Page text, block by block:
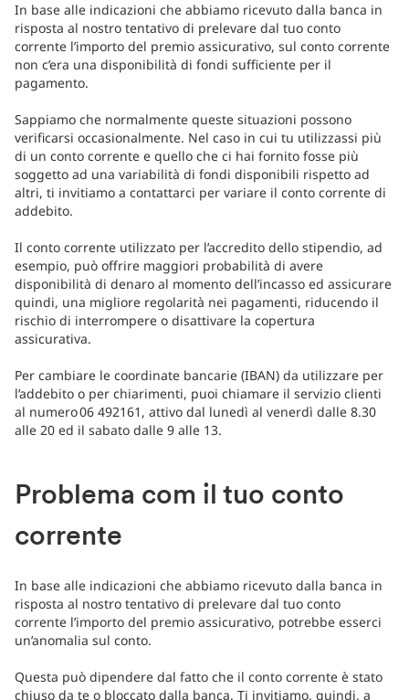
In base alle indicazioni che abbiamo ricevuto dalla banca in
risposta al nostro tentativo di prelevare dal tuo conto
corrente l’importo del premio assicurativo, sul conto corrente
non c’era una disponibilità di fondi sufficiente per il
pagamento.
Sappiamo che normalmente queste situazioni possono
verificarsi occasionalmente. Nel caso in cui tu utilizzassi più
di un conto corrente e quello che ci hai fornito fosse più
soggetto ad una variabilità di fondi disponibili rispetto ad
altri, ti invitiamo a contattarci per variare il conto corrente di
addebito.
Il conto corrente utilizzato per l’accredito dello stipendio, ad
esempio, può offrire maggiori probabilità di avere
disponibilità di denaro al momento dell’incasso ed assicurare
quindi, una migliore regolarità nei pagamenti, riducendo il
rischio di interrompere o disattivare la copertura
assicurativa.
Per cambiare le coordinate bancarie (IBAN) da utilizzare per
l’addebito o per chiarimenti, puoi chiamare il servizio clienti
al numero 06 492161, attivo dal lunedì al venerdì dalle 8.30
alle 20 ed il sabato dalle 9 alle 13.
Problema com il tuo conto
corrente
In base alle indicazioni che abbiamo ricevuto dalla banca in
risposta al nostro tentativo di prelevare dal tuo conto
corrente l’importo del premio assicurativo, potrebbe esserci
un’anomalia sul conto.
Questa può dipendere dal fatto che il conto corrente è stato
chiuso da te o bloccato dalla banca. Ti invitiamo, quindi, a